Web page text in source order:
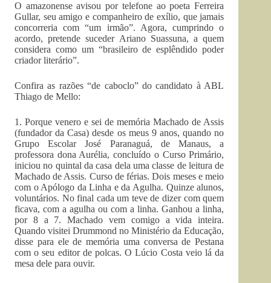
O amazonense avisou por telefone ao poeta Ferreira
Gullar, seu amigo e companheiro de exílio, que jamais
concorreria com “um irmão”. Agora, cumprindo o
acordo, pretende suceder Ariano Suassuna, a quem
considera como um “brasileiro de esplêndido poder
criador literário”.
Confira as razões “de caboclo” do candidato à ABL
Thiago de Mello:
1. Porque venero e sei de memória Machado de Assis
(fundador da Casa) desde os meus 9 anos, quando no
Grupo Escolar José Paranaguá, de Manaus, a
professora dona Aurélia, concluído o Curso Primário,
iniciou no quintal da casa dela uma classe de leitura de
Machado de Assis. Curso de férias. Dois meses e meio
com o Apólogo da Linha e da Agulha. Quinze alunos,
voluntários. No final cada um teve de dizer com quem
ficava, com a agulha ou com a linha. Ganhou a linha,
por 8 a 7. Machado vem comigo a vida inteira.
Quando visitei Drummond no Ministério da Educação,
disse para ele de memória uma conversa de Pestana
com o seu editor de polcas. O Lúcio Costa veio lá da
mesa dele para ouvir.